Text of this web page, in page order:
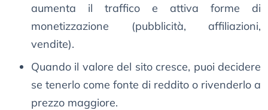
aumenta il traffico e attiva forme di
monetizzazione (pubblicità, affiliazioni,
vendite).
Quando il valore del sito cresce, puoi decidere
se tenerlo come fonte di reddito o rivenderlo a
prezzo maggiore.